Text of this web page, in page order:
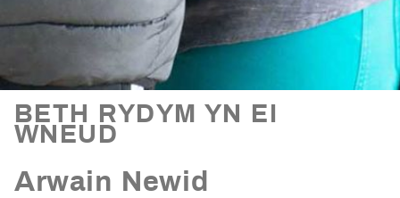
BETH RYDYM YN EI
WNEUD
Arwain Newid